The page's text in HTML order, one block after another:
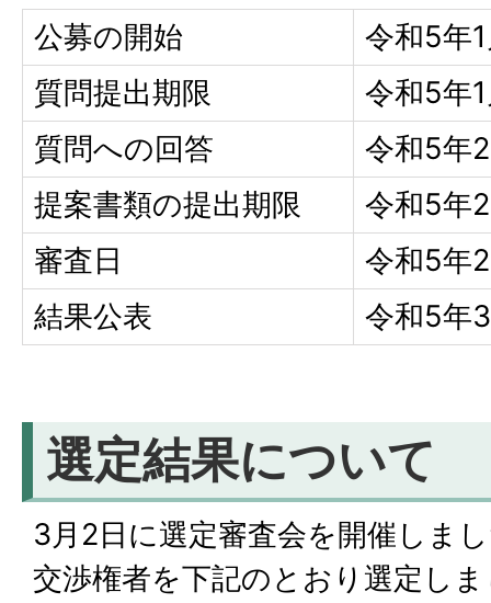
公募の開始
令和5年
質問提出期限
令和5年
質問への回答
令和5年
提案書類の提出期限
令和5年
審査日
令和5年
結果公表
令和5年
選定結果について
3月2日に選定審査会を開催しま
交渉権者を下記のとおり選定し